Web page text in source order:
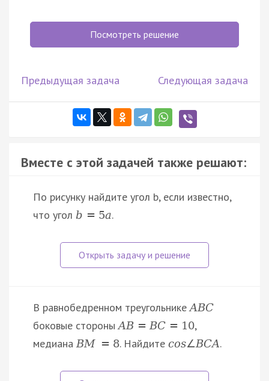
Посмотреть решение
Предыдущая задача Следующая задача
Вместе с этой задачей также решают:
По рисунку найдите угол b, если известно,
что угол b = 5a.
В равнобедренном треугольникеABC
боковые стороныAB = BC = 10,
медианаBM = 8. Найдитеcos∠BCA.